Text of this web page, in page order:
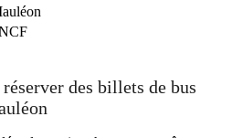
des billets de bus